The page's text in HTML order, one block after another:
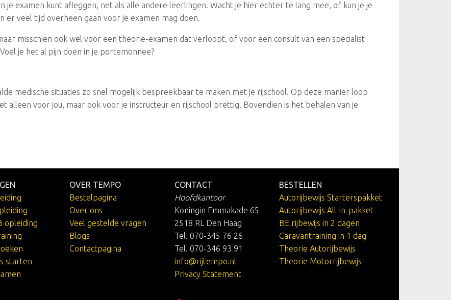
je examen kunt afleggen, net als alle andere leerlingen. Wacht je hier echter te lang mee, of kun je je
er veel tijd overheen gaan voor je examen mag doen.
misschien ook wel voor een theorie-examen dat verloopt, of voor een consult van een specialist
je het al pijn doen in je portemonnee?
medische situaties zo snel mogelijk bespreekbaar te maken met je rijschool. Op deze manier loop
alleen voor jou, maar ook voor je instructeur en rijschool prettig. Bovendien is het behalen van je
opleiding
starten
OVER TEMPO
Bestelpagina
Over ons
Veel gestelde vragen
Blogs
Contactpagina
CONTACT
Hoofdkantoor
Koningin Emmakade 65
2518 RL Den Haag
Tel. 070-345 76 26
Tel. 070-346 93 91
info@rijtempo.nl
Privacy Statement
BESTELLEN
Autorijbewijs Starterspakket
Autorijbewijs All-in-pakket
BE rijbewijs in 2 dagen
Caravantraining in 1 dag
Theorie Autorijbewijs
Theorie Motorrijbewijs